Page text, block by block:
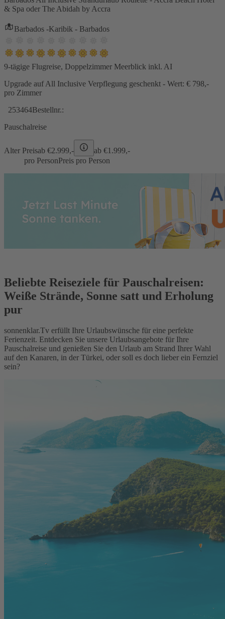
& Spa oder The Abidah by Accra
Barbados -Karibik - Barbados
9-tägige Flugreise, Doppelzimmer Meerblick inkl. AI
Upgrade auf All Inclusive Verpflegung geschenkt - Wert: € 798,-
pro Zimmer
253464Bestellnr.:
Pauschalreise
Alter Preisab €2.999,- ab €1.999,-
pro PersonPreis pro Person
Beliebte Reiseziele für Pauschalreisen:
Weiße Strände, Sonne satt und Erholung
pur
sonnenklar.Tv erfüllt Ihre Urlaubswünsche für eine perfekte
Ferienzeit. Entdecken Sie unsere Urlaubsangebote für Ihre
Pauschalreise und genießen Sie den Urlaub am Strand Ihrer Wahl
auf den Kanaren, in der Türkei, oder soll es doch lieber ein Fernziel
sein?